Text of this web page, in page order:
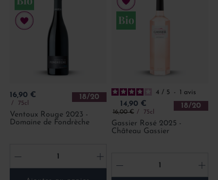
Prix
16,90 €
75cl
18/20
Ventoux Rouge 2023 -
Domaine de Fondrèche
- +
4 / 5 - 1 avis
Prix
14,90 €
Prix de base
16,00 € 75cl
18/20
Gassier Rosé 2025 -
Château Gassier
- +